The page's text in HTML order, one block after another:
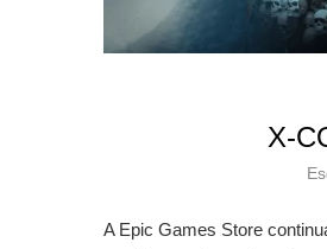
X-
A Epic Games Store